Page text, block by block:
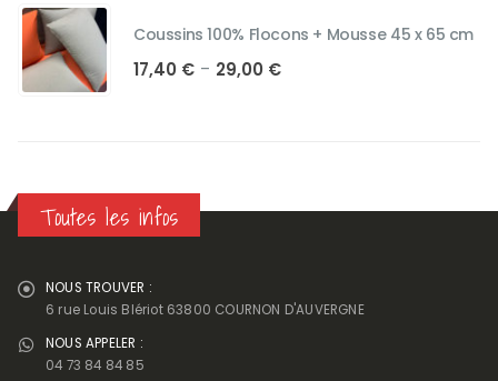
Coussins 100% Flocons + Mousse 45 x 65 cm
17,40 € – 29,00 €Plage
Toutes les infos
NOUS TROUVER :
6 rue Louis Blériot 63800 COURNON D'AUVERGNE
NOUS APPELER :
04 73 84 84 85